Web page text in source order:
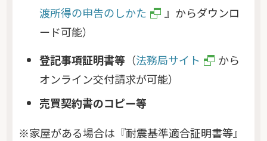
渡所得の申告のしかた
』からダウンロ
ード可能）
登記事項証明書等 （法務局サイト
から
オンライン交付請求が可能）
売買契約書のコピー等
※家屋がある場合は『耐震基準適合証明書等』